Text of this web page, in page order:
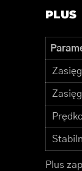
PLUS
Plus